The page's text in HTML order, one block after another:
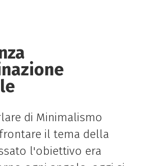
di Minimalismo
il tema della
l'obiettivo era